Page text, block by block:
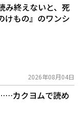
み終えないと、死
けもの』のワンシ
2026年08月04日
カクヨムで読め